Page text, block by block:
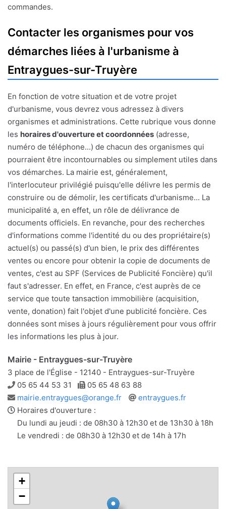
commandes.
Contacter les organismes pour vos
démarches liées à l'urbanisme à
Entraygues-sur-Truyère
En fonction de votre situation et de votre projet
d'urbanisme, vous devrez vous adressez à divers
organismes et administrations. Cette rubrique vous donne
les horaires d'ouverture et coordonnées (adresse,
numéro de téléphone...) de chacun des organismes qui
pourraient être incontournables ou simplement utiles dans
vos démarches. La mairie est, généralement,
l'interlocuteur privilégié puisqu'elle délivre les permis de
construire ou de démolir, les certificats d'urbanisme... La
municipalité a, en effet, un rôle de délivrance de
documents officiels. En revanche, pour des recherches
d'informations comme l'identité du ou des propriétaire(s)
actuel(s) ou passé(s) d'un bien, le prix des différentes
ventes ou encore pour obtenir la copie de documents de
ventes, c'est au SPF (Services de Publicité Foncière) qu'il
faut s'adresser. En effet, en France, c'est auprès de ce
service que toute tansaction immobilière (acquisition,
vente, donation) fait l'objet d'une publicité foncière. Ces
données sont mises à jours régulièrement pour vous offrir
les informations les plus à jour.
Mairie - Entraygues-sur-Truyère
3 place de l'Église - 12140 - Entraygues-sur-Truyère
Téléphone
05 65 44 53 31 Télécopie
05 65 48 63 88
Adresse
e-
mail
mairie.entraygues@orange.fr
Site
entraygues.fr
Horaires d'ouverture :
Du lundi au jeudi : de 08h30 à 12h30 et de 13h30 à 18h
Le vendredi : de 08h30 à 12h30 et de 14h à 17h
+
−